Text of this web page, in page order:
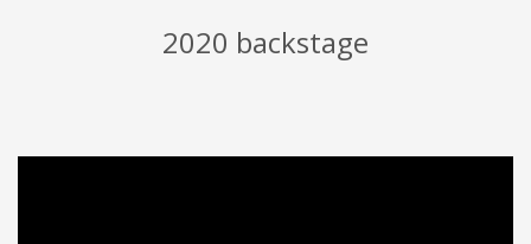
2020 backstage